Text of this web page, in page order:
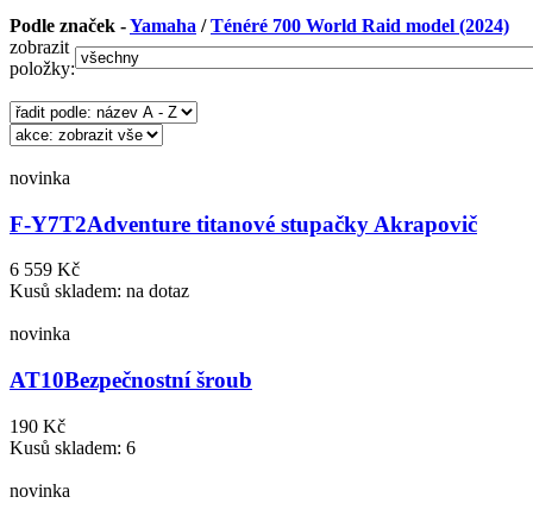
Podle značek -Yamaha /Ténéré 700 World Raid model (2024)
zobrazit
položky:
novinka
F-Y7T2Adventure titanové stupačky Akrapovič
6 559 Kč
Kusů skladem: na dotaz
novinka
AT10Bezpečnostní šroub
190 Kč
Kusů skladem: 6
novinka